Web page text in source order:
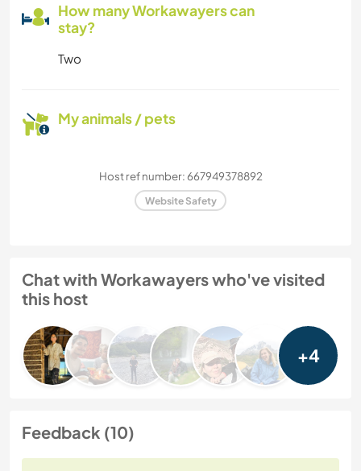
How many Workawayers can
stay?
Two
My animals / pets
Host ref number: 667949378892
Website Safety
Chat with Workawayers who've visited
this host
+4
Feedback (10)